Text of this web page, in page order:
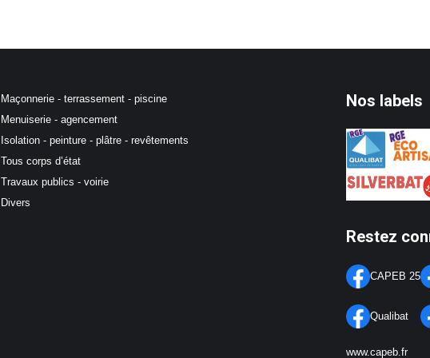
Maçonnerie - terrassement - piscine
Menuiserie - agencement
Isolation - peinture - plâtre - revêtements
Tous corps d’état
Travaux publics - voirie
Divers
Nos labels
Restez
CAPEB 25
Qualibat
www.capeb.fr